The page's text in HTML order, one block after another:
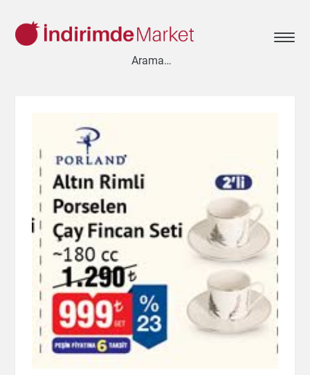
Ayakkabı
Beyaz Eşya
Çay & Kahve & Şeker
Çikolata & Bisküvi & Kuruyemiş
Dondurulmuş Ürünler
Elektronik
Et & Balık Ev & Dekorasyon
Evcil Hayvan
Gezi & Seyahat
Giyim Hazır Yemekler
İçecekler
Kırtasiye Kişisel Bakım Kitap & Dergi
Konserve
Küçük Ev Aletleri
Meyve & Sebze Mutfak Ürünleri
Otomobil
Sağlık Süt Ürünleri & Kahvaltılık
Un & Şeker & Yağ
Yapı & Teknik